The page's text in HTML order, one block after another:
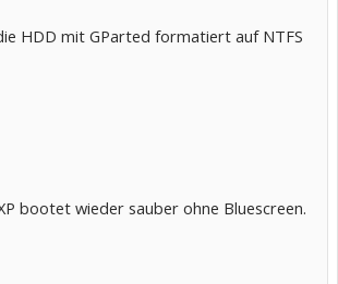
HDD mit GParted formatiert auf NTFS
bootet wieder sauber ohne Bluescreen.